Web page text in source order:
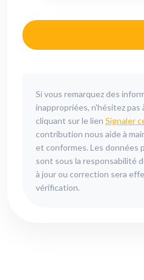
Si vous remarquez des
inappropriées, n'hésitez
cliquant sur le lien Signaler
contribution nous aide à
et conformes. Les données
sont sous la responsabilité
à jour ou correction sera
vérification.